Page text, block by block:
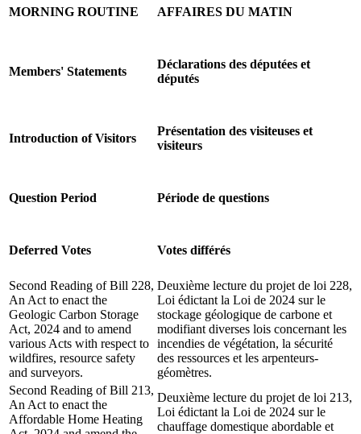
MORNING ROUTINE AFFAIRES DU MATIN
Members' Statements
Déclarations des députées et
députés
Introduction of Visitors
Présentation des visiteuses et
visiteurs
Question Period Période de questions
Deferred Votes Votes différés
Second Reading of Bill 228,
An Act to enact the
Geologic Carbon Storage
Act, 2024 and to amend
various Acts with respect to
wildfires, resource safety
and surveyors.
Deuxième lecture du projet de loi 228,
Loi édictant la Loi de 2024 sur le
stockage géologique de carbone et
modifiant diverses lois concernant les
incendies de végétation, la sécurité
des ressources et les arpenteurs-
géomètres.
Second Reading of Bill 213,
An Act to enact the
Affordable Home Heating
Deuxième lecture du projet de loi 213,
Loi édictant la Loi de 2024 sur le
chauffage domestique abordable et